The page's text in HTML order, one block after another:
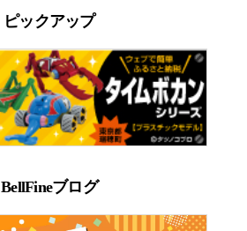
ピックアップ
BellFineブログ